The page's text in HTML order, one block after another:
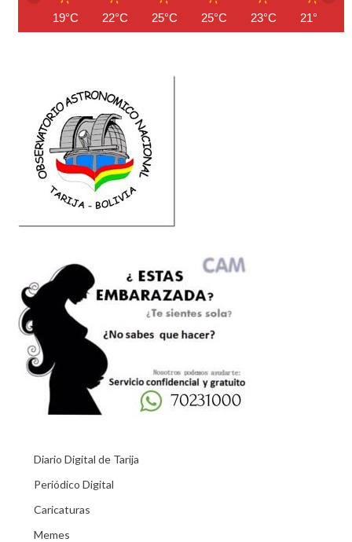
19°C 22°C 25°C 25°C 23°C 21°C
Diario Digital de Tarija
Periódico Digital
Caricaturas
Memes